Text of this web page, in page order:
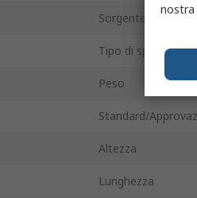
Sorgente di
Tipo di spina
Peso
Standard/
Altezza
Lunghezza
nostra